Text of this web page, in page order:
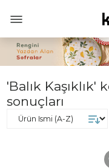
'Balık
sonuçları